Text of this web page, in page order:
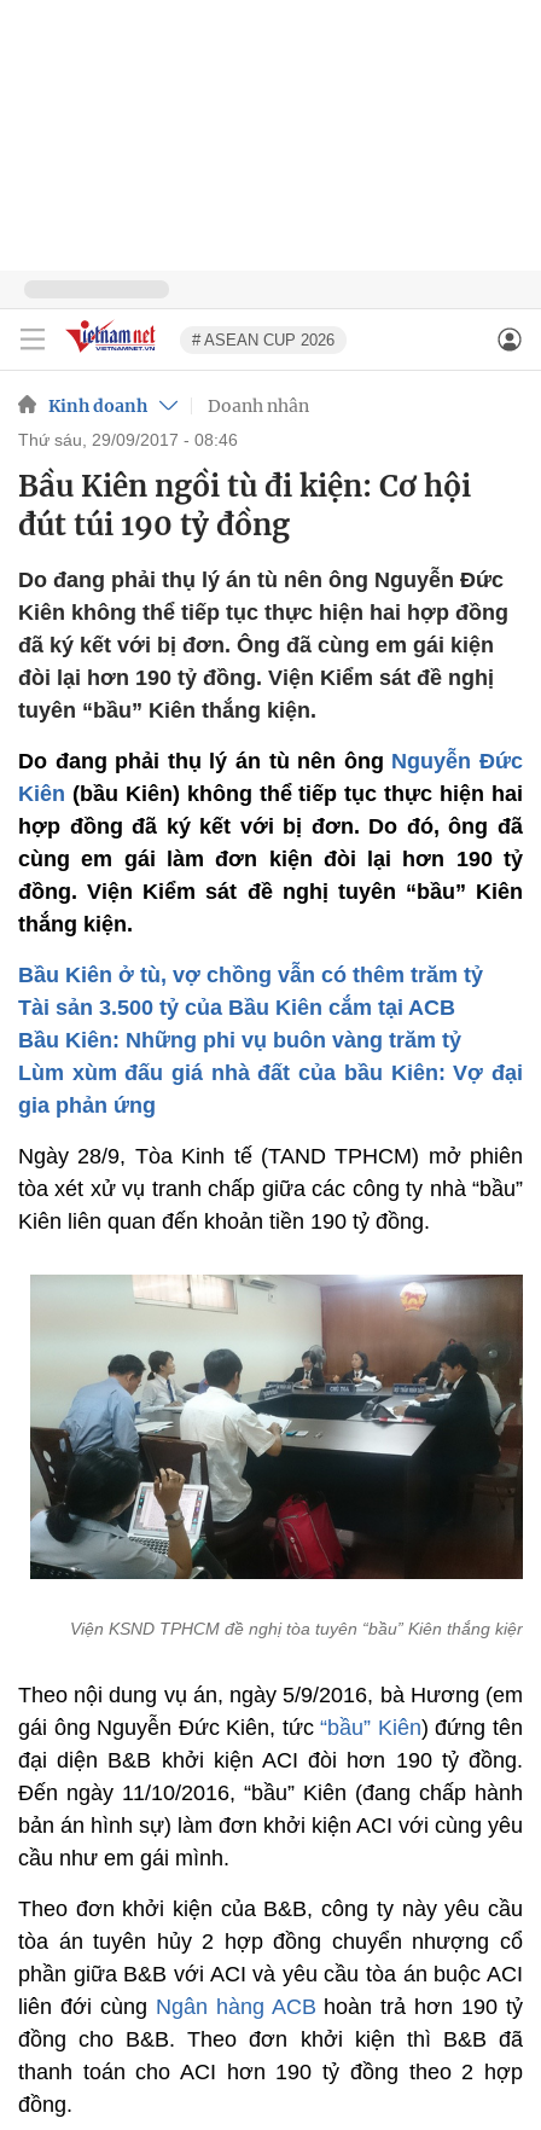
# ASEAN CUP 2026
Kinh doanh Doanh nhân
thứ sáu, 29/09/2017 - 08:46
Bầu Kiên ngồi tù đi kiện: Cơ hội
đút túi 190 tỷ đồng
Do đang phải thụ lý án tù nên ông Nguyễn Đức
Kiên không thể tiếp tục thực hiện hai hợp đồng
đã ký kết với bị đơn. Ông đã cùng em gái kiện
đòi lại hơn 190 tỷ đồng. Viện Kiểm sát đề nghị
tuyên “bầu” Kiên thắng kiện.
Do đang phải thụ lý án tù nên ông Nguyễn Đức
Kiên (bầu Kiên) không thể tiếp tục thực hiện hai
hợp đồng đã ký kết với bị đơn. Do đó, ông đã
cùng em gái làm đơn kiện đòi lại hơn 190 tỷ
đồng. Viện Kiểm sát đề nghị tuyên “bầu” Kiên
thắng kiện.
Bầu Kiên ở tù, vợ chồng vẫn có thêm trăm tỷ
Tài sản 3.500 tỷ của Bầu Kiên cắm tại ACB
Bầu Kiên: Những phi vụ buôn vàng trăm tỷ
Lùm xùm đấu giá nhà đất của bầu Kiên: Vợ đại
gia phản ứng
Ngày 28/9, Tòa Kinh tế (TAND TPHCM) mở phiên
tòa xét xử vụ tranh chấp giữa các công ty nhà “bầu”
Kiên liên quan đến khoản tiền 190 tỷ đồng.
Viện KSND TPHCM đề nghị tòa tuyên “bầu” Kiên thắng kiện.
Theo nội dung vụ án, ngày 5/9/2016, bà Hương (em
gái ông Nguyễn Đức Kiên, tức“bầu” Kiên) đứng tên
đại diện B&B khởi kiện ACI đòi hơn 190 tỷ đồng.
Đến ngày 11/10/2016, “bầu” Kiên (đang chấp hành
bản án hình sự) làm đơn khởi kiện ACI với cùng yêu
cầu như em gái mình.
Theo đơn khởi kiện của B&B, công ty này yêu cầu
tòa án tuyên hủy 2 hợp đồng chuyển nhượng cổ
phần giữa B&B với ACI và yêu cầu tòa án buộc ACI
liên đới cùng Ngân hàng ACB hoàn trả hơn 190 tỷ
đồng cho B&B. Theo đơn khởi kiện thì B&B đã
thanh toán cho ACI hơn 190 tỷ đồng theo 2 hợp
đồng.